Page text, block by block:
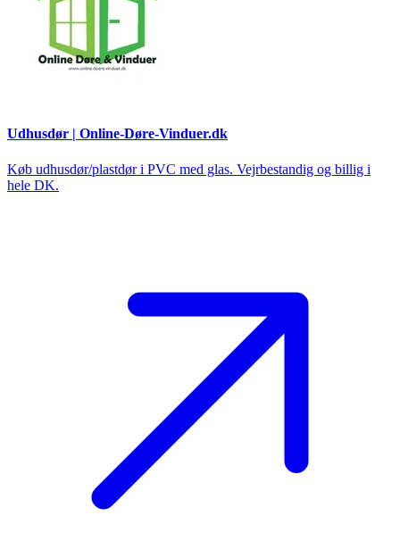
Udhusdør | Online-Døre-Vinduer.dk
Køb udhusdør/plastdør i PVC med glas. Vejrbestandig og billig i
hele DK.